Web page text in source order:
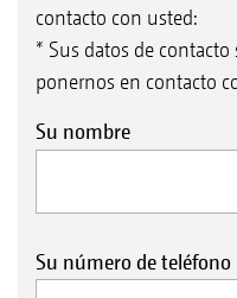
contacto con usted:
* Sus datos de
ponernos en contacto
Su nombre
Su número de teléfono